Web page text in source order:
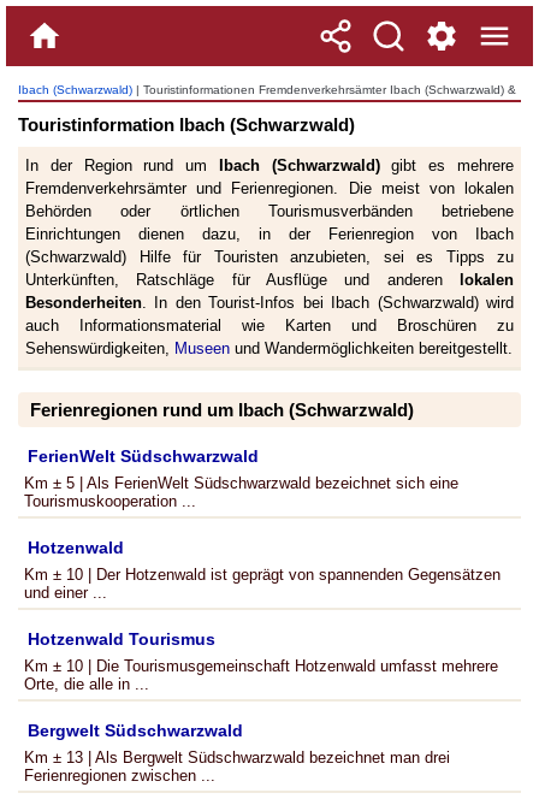
Ibach (Schwarzwald) | Touristinformationen Fremdenverkehrsämter Ibach (Schwarzwald) &
Touristinformation Ibach (Schwarzwald)
In der Region rund um Ibach (Schwarzwald)gibt es mehrere
Fremdenverkehrsämter und Ferienregionen. Die meist von lokalen
Behörden oder örtlichen Tourismusverbänden betriebene
Einrichtungen dienen dazu, in der Ferienregion von Ibach
(Schwarzwald) Hilfe für Touristen anzubieten, sei es Tipps zu
Unterkünften, Ratschläge für Ausflüge und anderen
lokalen
Besonderheiten. In den Tourist-Infos bei Ibach (Schwarzwald) wird
auch Informationsmaterial wie Karten und Broschüren zu
Sehenswürdigkeiten, Museen und Wandermöglichkeiten bereitgestellt.
Ferienregionen rund um Ibach (Schwarzwald)
FerienWelt Südschwarzwald
Km ± 5 | Als FerienWelt Südschwarzwald bezeichnet sich eine
Tourismuskooperation ...
Hotzenwald
Km ± 10 | Der Hotzenwald ist geprägt von spannenden Gegensätzen
und einer ...
Hotzenwald Tourismus
Km ± 10 | Die Tourismusgemeinschaft Hotzenwald umfasst mehrere
Orte, die alle in ...
Bergwelt Südschwarzwald
Km ± 13 | Als Bergwelt Südschwarzwald bezeichnet man drei
Ferienregionen zwischen ...